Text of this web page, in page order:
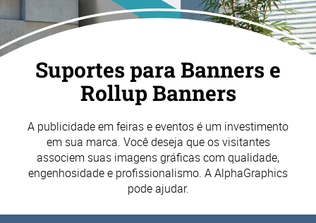
Suportes para Banners e
Rollup Banners
A publicidade em feiras e eventos é um investimento
em sua marca. Você deseja que os visitantes
associem suas imagens gráficas com qualidade,
engenhosidade e profissionalismo. A AlphaGraphics
pode ajudar.